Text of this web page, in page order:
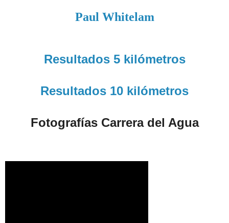
Paul Whitelam
Resultados 5 kilómetros
Resultados 10 kilómetros
Fotografías Carrera del Agua